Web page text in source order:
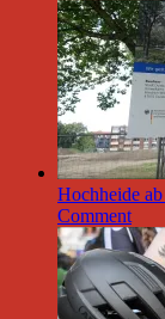
Hochheide
Comment